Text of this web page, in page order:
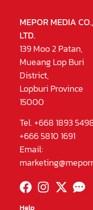
MEPOR MEDIA CO.,
LTD.
139 Moo 2 Patan,
Mueang Lop Buri
District,
Lopburi Province
15000
Tel. +668 1893
+666 5810 1691
Email:
Help